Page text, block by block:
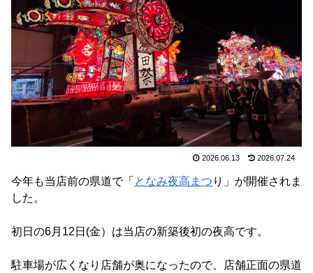
2026.06.13 2026.07.24
今年も当店前の県道で「 となみ夜高まつ り」が開催されま
した。
初日の6月12日(金）は当店の新築後初の夜高です。
駐車場が広くなり店舗が奥になったので、店舗正面の県道